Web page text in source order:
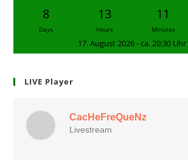
8
Days
13
Hours
11
Minutes
17. August 2026 - ca. 20:30 Uhr
LIVE Player